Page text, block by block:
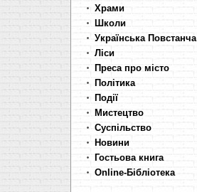
Храми
Школи
Українська Повстанча
Ліси
Преса про місто
Політика
Події
Мистецтво
Суспільство
Новини
Гостьова книга
Online-Бібліотека